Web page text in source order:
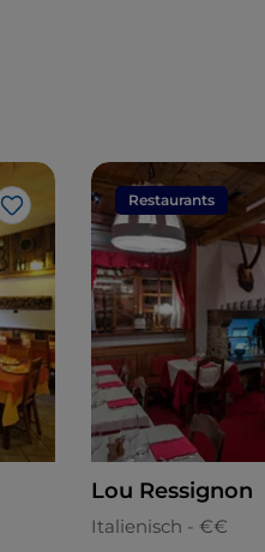
Like
Restaurants
Lou Ressignon
Italienisch - €€